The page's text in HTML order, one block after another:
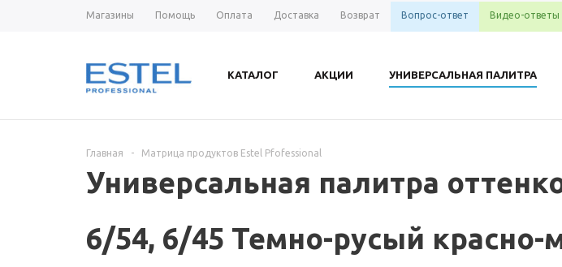
Магазины Помощь Оплата Доставка Возврат Вопрос-ответ Видео-ответы
КАТАЛОГ АКЦИИ УНИВЕРСАЛЬНАЯ ПАЛИТРА
Главная - Матрица продуктов Estel Pfofessional
Универсальная палитра
6/54, 6/45 Темно-русый